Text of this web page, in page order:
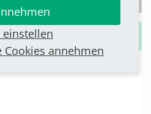
Ecke"
einstellen
annehmen